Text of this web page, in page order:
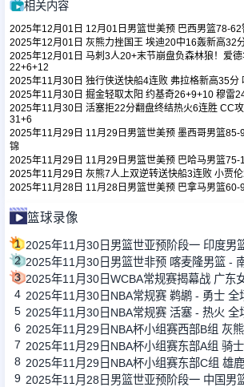
相关内容
2025年12月01日 12月01日男篮世美预 巴西男篮78-62
2025年12月01日 灰熊力挫国王 埃迪20中16轰新高32
2025年12月01日 马刺3人20+末节崩盘负森林狼！爱
22+6+12
2025年11月30日 独行侠送快船4连败 弗拉格新高35分
2025年11月30日 掘金轻取太阳 约基奇26+9+10 穆雷
2025年11月30日 活塞拒22分翻盘终结热火6连胜 CC
31+6
2025年11月29日 11月29日男篮世美预 墨西哥男篮85-
锦
2025年11月29日 11月29日男篮世美预 巴哈马男篮75-
2025年11月29日 灰熊7人上双逆转送快船3连败 小贾
2025年11月28日 11月28日男篮世美预 巴拿马男篮60-
篮球录像
1
2 2025年11月30日男篮世非预 喀麦隆男篮 -
3
4 2025年11月30日NBA常规赛 鹈鹕 - 勇士 全
5 2025年11月30日NBA常规赛 活塞 - 热火 全
6 2025年11月29日NBA杯小组赛西部B组 灰
7 2025年11月29日NBA杯小组赛东部A组 骑
8 2025年11月29日NBA杯小组赛东部C组 雄
9